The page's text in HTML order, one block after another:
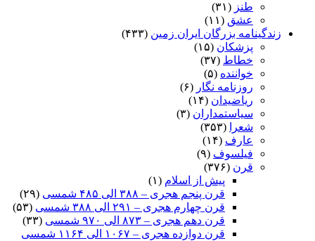
(۳۱)
عشق(۱۱)
بزرگان ایران زمین (۴۳۳)
پزشکان(۱۵)
خطاط
(۳۷)
خواننده
(۵)
روزنامه نگار(۶)
ریاضیدان(۱۴)
سیاستمداران(۳)
شعرا(۳۵۳)
عارف
فیلسوف(۹)
(۳۷۶)
پیش از اسلام (۱)
قرن پنجم هجری – ۳۸۸ الی ۴۸۵ شمسی
(۲۹)
قرن چهارم هجری – ۲۹۱ الی ۳۸۸ شمسی
(۵۳)
قرن دهم هجری – ۸۷۳ الی ۹۷۰ شمسی
(۳۳)
قرن دوازده هجری – ۱۰۶۷ الی ۱۱۶۴ شمسی